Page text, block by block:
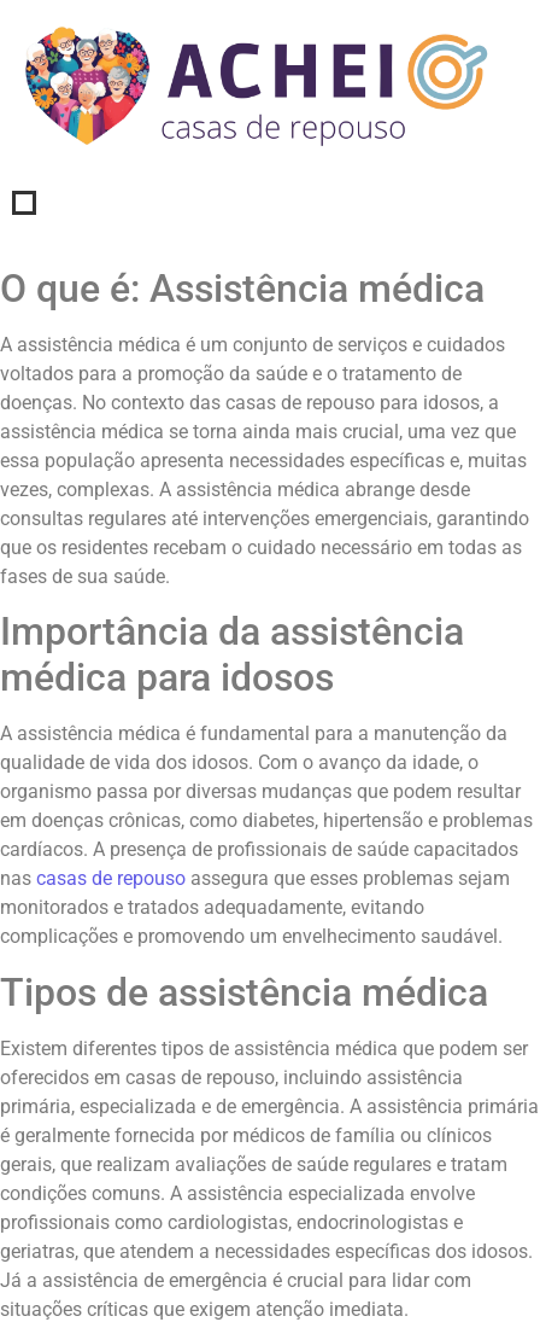
O que é: Assistência médica
A assistência médica é um conjunto de serviços e cuidados
voltados para a promoção da saúde e o tratamento de
doenças. No contexto das casas de repouso para idosos, a
assistência médica se torna ainda mais crucial, uma vez que
essa população apresenta necessidades específicas e, muitas
vezes, complexas. A assistência médica abrange desde
consultas regulares até intervenções emergenciais, garantindo
que os residentes recebam o cuidado necessário em todas as
fases de sua saúde.
Importância da assistência
médica para idosos
A assistência médica é fundamental para a manutenção da
qualidade de vida dos idosos. Com o avanço da idade, o
organismo passa por diversas mudanças que podem resultar
em doenças crônicas, como diabetes, hipertensão e problemas
cardíacos. A presença de profissionais de saúde capacitados
nas casas de repouso assegura que esses problemas sejam
monitorados e tratados adequadamente, evitando
complicações e promovendo um envelhecimento saudável.
Tipos de assistência médica
Existem diferentes tipos de assistência médica que podem ser
oferecidos em casas de repouso, incluindo assistência
primária, especializada e de emergência. A assistência primária
é geralmente fornecida por médicos de família ou clínicos
gerais, que realizam avaliações de saúde regulares e tratam
condições comuns. A assistência especializada envolve
profissionais como cardiologistas, endocrinologistas e
geriatras, que atendem a necessidades específicas dos idosos.
Já a assistência de emergência é crucial para lidar com
situações críticas que exigem atenção imediata.